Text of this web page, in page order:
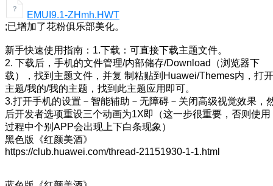
EMUI9.1-ZHmh.HWT
;已增加了花粉俱乐部美化。
新手快速使用指南：1.下载：可直接下载主题文件。
2. 下载后，手机的文件管理/内部储存/Download（浏览器下
载），找到主题文件，并复 制粘贴到Huawei/Themes内，打开
主题/我的/我的主题，找到此主题应用即可。
3.打开手机的设置－智能辅助－无障碍－关闭高级视觉效果，
后开发者选项重设三个动画为1X即（这一步很重要，否则使用
过程中个别APP会出现上下白条现象）
黑色版《红颜美酒》
https://club.huawei.com/thread-21151930-1-1.html